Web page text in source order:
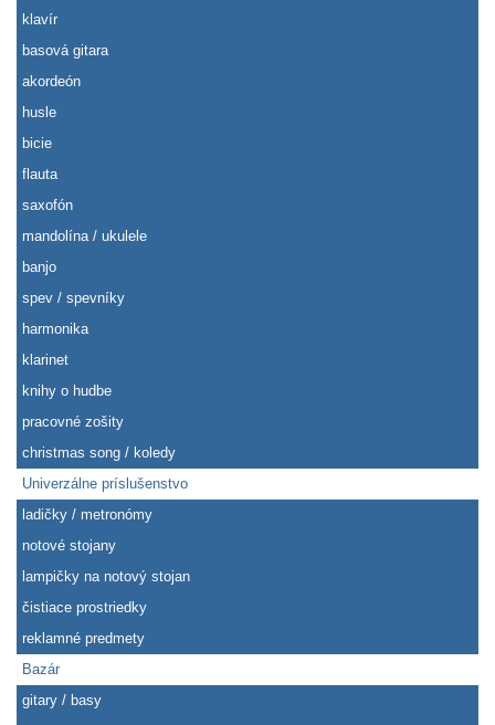
klavír
basová gitara
akordeón
husle
bicie
flauta
saxofón
mandolína / ukulele
banjo
spev / spevníky
harmonika
klarinet
knihy o hudbe
pracovné zošity
christmas song / koledy
Univerzálne príslušenstvo
ladičky / metronómy
notové stojany
lampičky na notový stojan
čistiace prostriedky
reklamné predmety
Bazár
gitary / basy